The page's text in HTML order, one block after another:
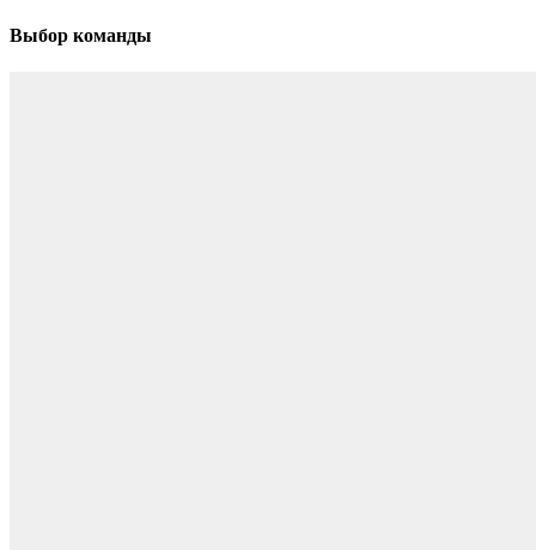
Выбор команды